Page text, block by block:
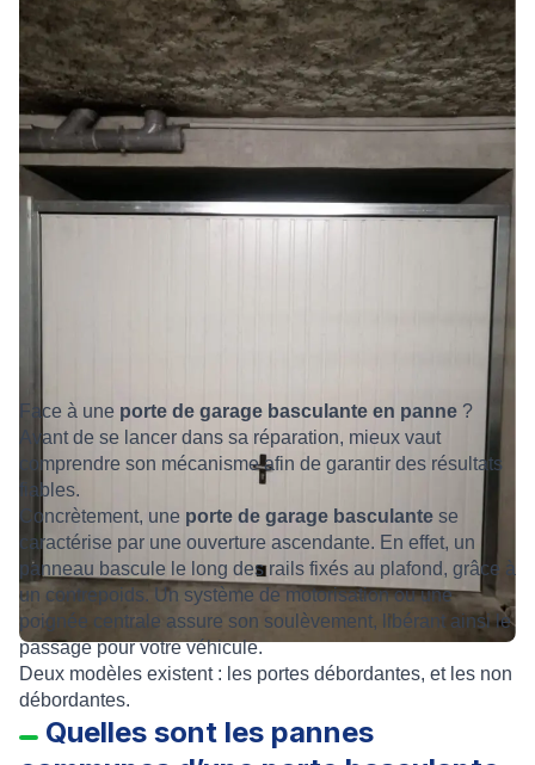
Face à une porte de garage basculante en panne ?
Avant de se lancer dans sa réparation, mieux vaut
comprendre son mécanisme afin de garantir des résultats
fiables.
Concrètement, une porte de garage basculante se
caractérise par une ouverture ascendante. En effet, un
panneau bascule le long des rails fixés au plafond, grâce à
un contrepoids. Un système de motorisation ou une
poignée centrale assure son soulèvement, libérant ainsi le
passage pour votre véhicule.
Deux modèles existent : les portes débordantes, et les non
débordantes.
Quelles sont les pannes